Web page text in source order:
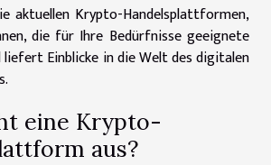
aktuellen Krypto-Handelsplattformen,
die für Ihre Bedürfnisse geeignete
liefert Einblicke in die Welt des digitalen
eine Krypto-
aus?